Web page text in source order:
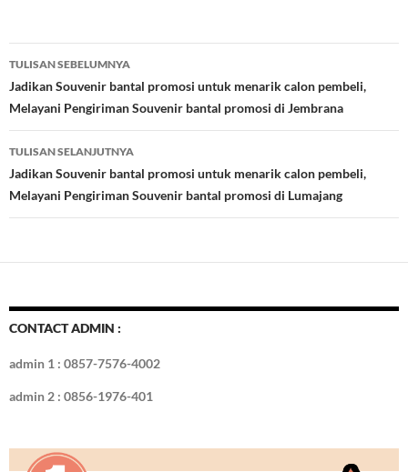
b
o
o
k
er es
t
bl
r
e
dI
n
d e
Navigasi
Tulisan
TULISAN SEBELUMNYA
Jadikan Souvenir bantal promosi untuk menarik calon pembeli,
Melayani Pengiriman Souvenir bantal promosi di Jembrana
TULISAN SELANJUTNYA
Jadikan Souvenir bantal promosi untuk menarik calon pembeli,
Melayani Pengiriman Souvenir bantal promosi di Lumajang
CONTACT ADMIN :
admin 1 : 0857-7576-4002
admin 2 : 0856-1976-401